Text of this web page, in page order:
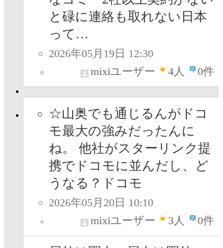
と碌に連絡も取れない日本
って…
2026年05月19日 12:30
mixiユーザー
4人 0件
☆山奥でも通じるんがドコ
モ最大の強みだったんに
ね。 他社がスターリンク提
携でドコモに並んだし、ど
うなる？ドコモ
2026年05月20日 10:10
mixiユーザー
3人 0件